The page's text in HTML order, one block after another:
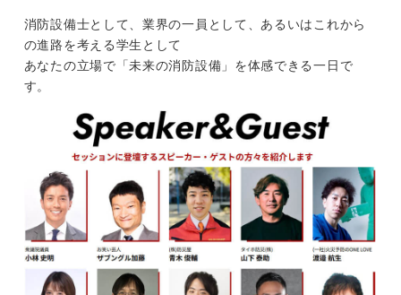
消防設備士として、業界の一員として、あるいはこれから
の進路を考える学生として
あなたの立場で「未来の消防設備」を体感できる一日で
す。